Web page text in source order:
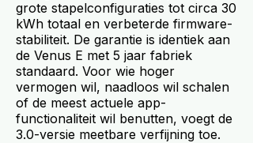
grote stapelconfiguraties tot circa 30
kWh totaal en verbeterde firmware-
stabiliteit. De garantie is identiek aan
de Venus E met 5 jaar fabriek
standaard. Voor wie hoger
vermogen wil, naadloos wil schalen
of de meest actuele app-
functionaliteit wil benutten, voegt de
3.0-versie meetbare verfijning toe.